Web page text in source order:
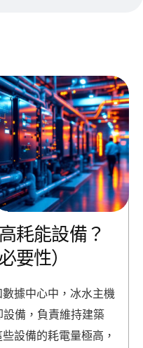
耗能設備？
要性）
據中心中，冰水主機
設備，負責維持建築
設備的耗電量極高，